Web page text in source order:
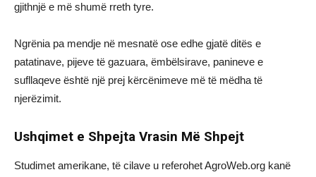
gjithnjë e më shumë rreth tyre.
Ngrënia pa mendje në mesnatë ose edhe gjatë ditës e
patatinave, pijeve të gazuara, ëmbëlsirave, panineve e
sufllaqeve është një prej kërcënimeve më të mëdha të
njerëzimit.
Ushqimet e Shpejta Vrasin Më Shpejt
Studimet amerikane, të cilave u referohet AgroWeb.org kanë